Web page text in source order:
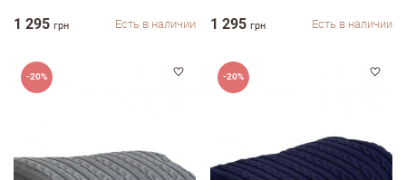
1 295 грн Есть в наличии 1 295 грн Есть в наличии
-20% -20%